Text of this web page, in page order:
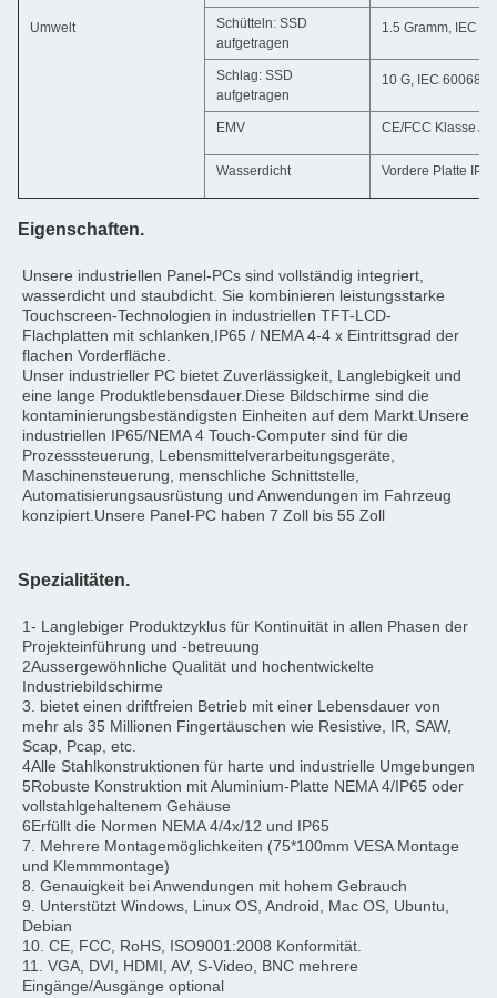
Umwelt
Schütteln: SSD
aufgetragen
1.5 Gramm, IEC
Schlag: SSD
aufgetragen
10 G, IEC 60068-
EMV CE/FCC Klasse A
Wasserdicht Vordere Platte IP65
Eigenschaften.
Unsere industriellen Panel-PCs sind vollständig integriert,
wasserdicht und staubdicht. Sie kombinieren leistungsstarke
Touchscreen-Technologien in industriellen TFT-LCD-
Flachplatten mit schlanken,IP65 / NEMA 4-4 x Eintrittsgrad der
flachen Vorderfläche.
Unser industrieller PC bietet Zuverlässigkeit, Langlebigkeit und
eine lange Produktlebensdauer.Diese Bildschirme sind die
kontaminierungsbeständigsten Einheiten auf dem Markt.Unsere
industriellen IP65/NEMA 4 Touch-Computer sind für die
Prozesssteuerung, Lebensmittelverarbeitungsgeräte,
Maschinensteuerung, menschliche Schnittstelle,
Automatisierungsausrüstung und Anwendungen im Fahrzeug
konzipiert.Unsere Panel-PC haben 7 Zoll bis 55 Zoll
Spezialitäten.
1- Langlebiger Produktzyklus für Kontinuität in allen Phasen der
Projekteinführung und -betreuung
2Aussergewöhnliche Qualität und hochentwickelte
Industriebildschirme
3. bietet einen driftfreien Betrieb mit einer Lebensdauer von
mehr als 35 Millionen Fingertäuschen wie Resistive, IR, SAW,
Scap, Pcap, etc.
4Alle Stahlkonstruktionen für harte und industrielle Umgebungen
5Robuste Konstruktion mit Aluminium-Platte NEMA 4/IP65 oder
vollstahlgehaltenem Gehäuse
6Erfüllt die Normen NEMA 4/4x/12 und IP65
7. Mehrere Montagemöglichkeiten (75*100mm VESA Montage
und Klemmmontage)
8. Genauigkeit bei Anwendungen mit hohem Gebrauch
9. Unterstützt Windows, Linux OS, Android, Mac OS, Ubuntu,
Debian
10. CE, FCC, RoHS, ISO9001:2008 Konformität.
11. VGA, DVI, HDMI, AV, S-Video, BNC mehrere
Eingänge/Ausgänge optional